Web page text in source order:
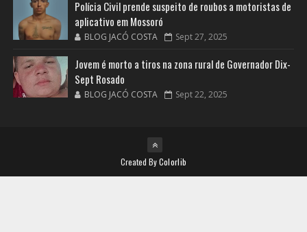
Polícia Civil prende suspeito de roubos a motoristas de
aplicativo em Mossoró
BLOG JACÓ COSTA Sept 27, 2025
Jovem é morto a tiros na zona rural de Governador Dix-
Sept Rosado
BLOG JACÓ COSTA Sept 22, 2025
Created ByColorlib